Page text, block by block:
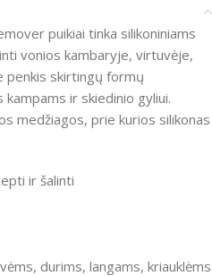
puikiai tinka silikoniniams
vonios kambaryje, virtuvėje,
penkis skirtingų formų
ir skiedinio gyliui.
medžiagos, prie kurios silikonas
ir šalinti
durims, langams, kriauklėms